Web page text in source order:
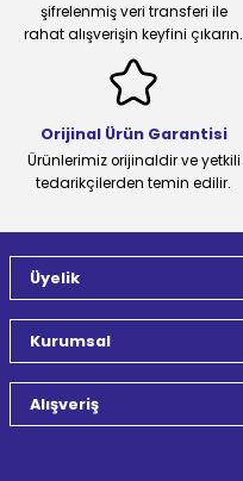
şifrelenmiş veri transferi ile
rahat alışverişin keyfini çıkarın.
Orijinal Ürün Garantisi
Ürünlerimiz orijinaldir ve yetkili
tedarikçilerden temin edilir.
Üyelik
Kurumsal
Alışveriş